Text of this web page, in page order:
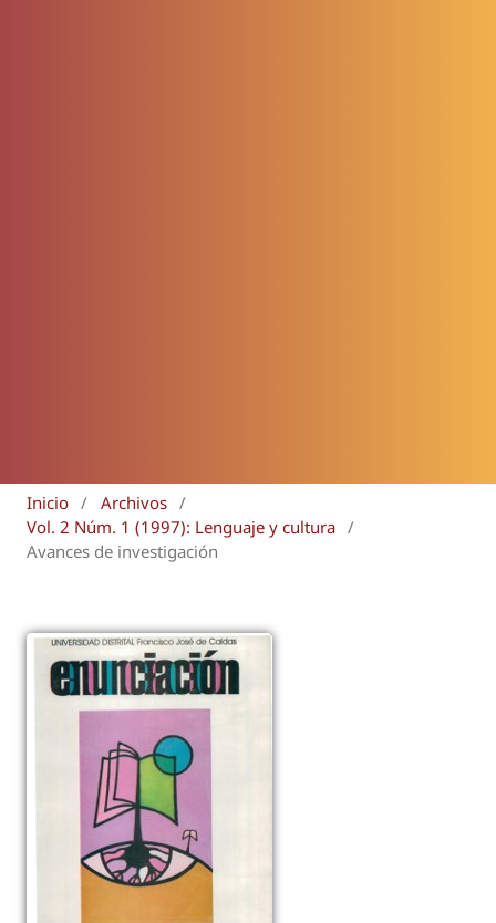
Inicio / Archivos /
Vol. 2 Núm. 1 (1997): Lenguaje y cultura /
Avances de investigación